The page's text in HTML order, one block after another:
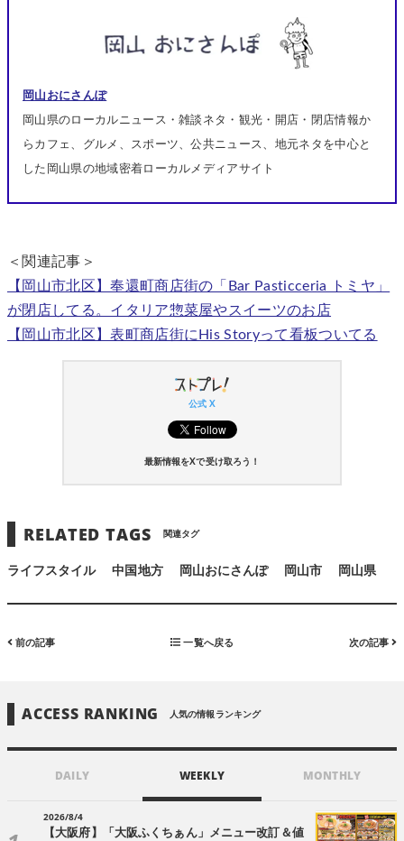
岡山おにさんぽ
岡山県のローカルニュース・雑談ネタ・観光・開店・閉店情報か
らカフェ、グルメ、スポーツ、公共ニュース、地元ネタを中心と
した岡山県の地域密着ローカルメディアサイト
＜関連記事＞
【岡山市北区】奉還町商店街の「Bar Pasticceria トミヤ」
が閉店してる。イタリア惣菜屋やスイーツのお店
【岡山市北区】表町商店街にHis Storyって看板ついてる
公式 X
最新情報をXで受け取ろう！
RELATED TAGS 関連タグ
ライフスタイル 中国地方 岡山おにさんぽ 岡山市 岡山県
前の記事 一覧へ戻る 次の記事
ACCESS RANKING 人気の情報ランキング
DAILY WEEKLY MONTHLY
2026/8/4
【大阪府】「大阪ふくちぁん」メニュー改訂＆値